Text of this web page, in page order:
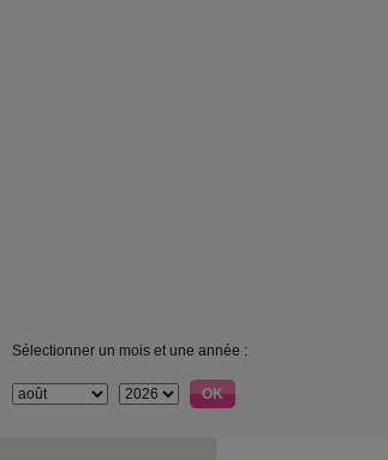
Sélectionner un mois et une année :